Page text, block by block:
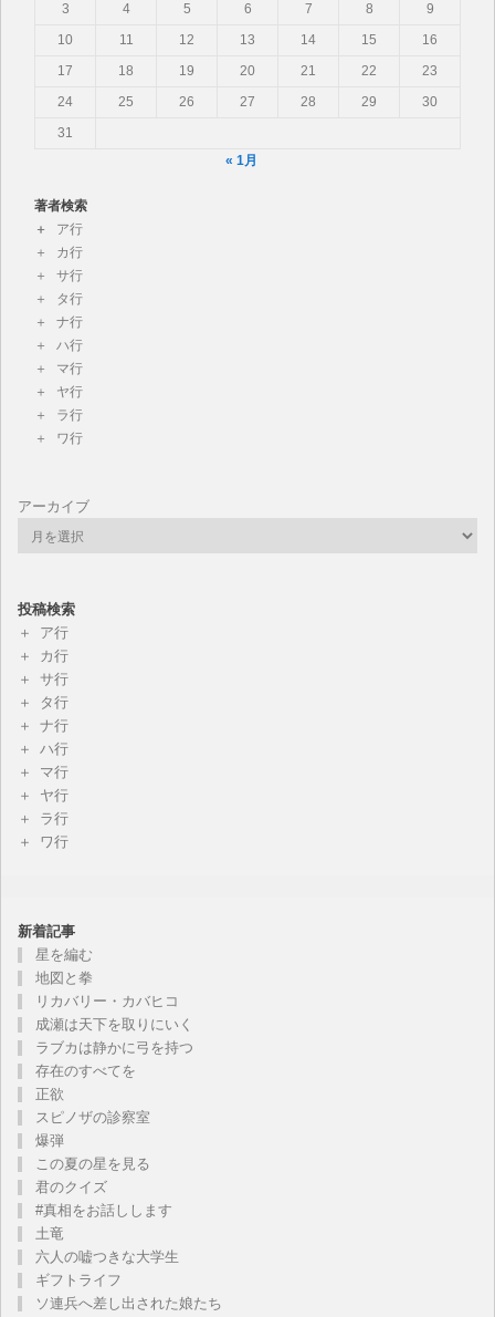
3 4 5 6 7 8
9
10
11 12 13 14 15
16
17
18 19 20 21 22
23
24
25 26 27 28 29
30
31
« 1月
著者検索
ア行
カ行
サ行
タ行
ナ行
ハ行
マ行
ヤ行
ラ行
ワ行
アーカイブ
投稿検索
ア行
カ行
サ行
タ行
ナ行
ハ行
マ行
ヤ行
ラ行
ワ行
新着記事
星を編む
地図と拳
リカバリー・カバヒコ
成瀬は天下を取りにいく
ラブカは静かに弓を持つ
存在のすべてを
正欲
スピノザの診察室
爆弾
この夏の星を見る
君のクイズ
#真相をお話しします
土竜
六人の嘘つきな大学生
ギフトライフ
ソ連兵へ差し出された娘たち